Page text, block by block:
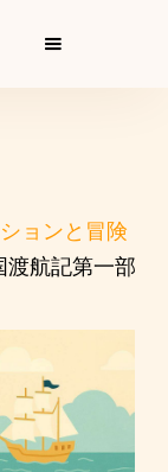
ョンと冒険
渡航記第一部